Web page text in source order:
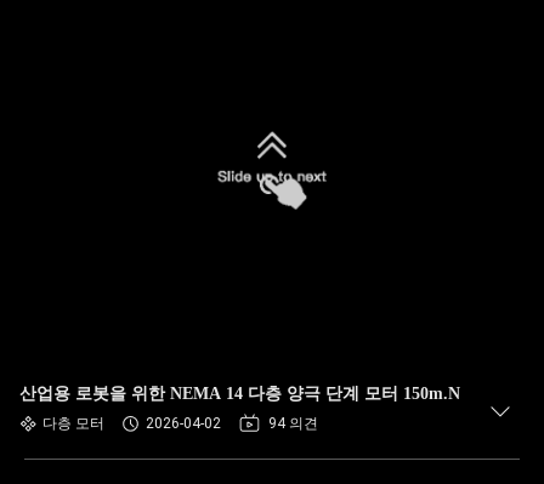
산업용 로봇을 위한 NEMA 14 다층 양극 단계 모터 150m.N
다층 모터 2026-04-02 94 의견